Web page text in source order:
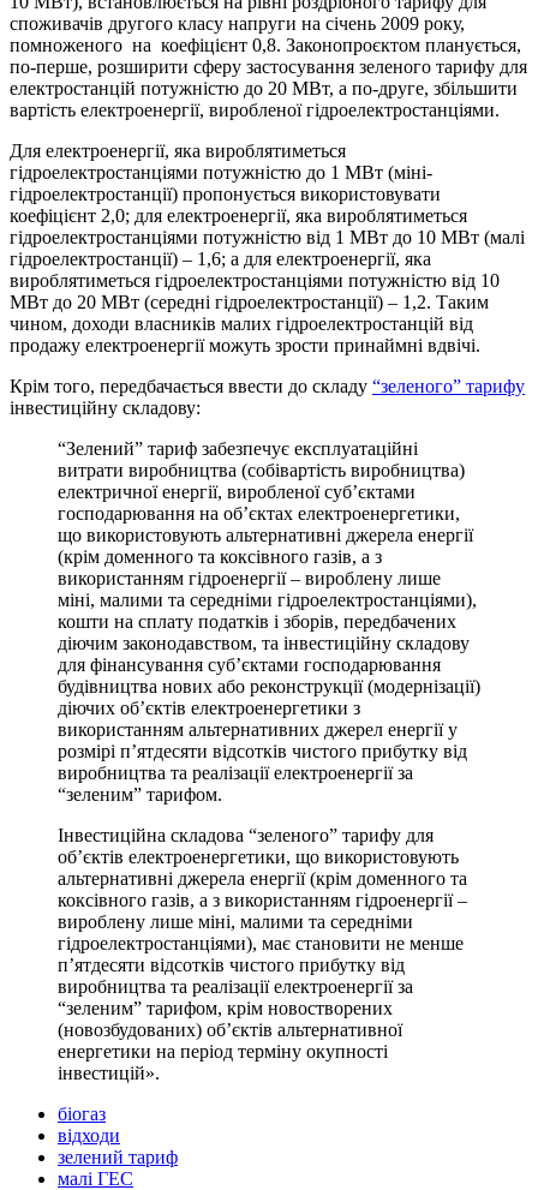
споживачів другого класу напруги на січень 2009 року,
помноженого на коефіцієнт 0,8. Законопроєктом планується,
по-перше, розширити сферу застосування зеленого тарифу для
електростанцій потужністю до 20 МВт, а по-друге, збільшити
вартість електроенергії, виробленої гідроелектростанціями.
Для електроенергії, яка вироблятиметься
гідроелектростанціями потужністю до 1 МВт (міні-
гідроелектростанції) пропонується використовувати
коефіцієнт 2,0; для електроенергії, яка вироблятиметься
гідроелектростанціями потужністю від 1 МВт до 10 МВт (малі
гідроелектростанції) – 1,6; а для електроенергії, яка
вироблятиметься гідроелектростанціями потужністю від 10
МВт до 20 МВт (середні гідроелектростанції) – 1,2. Таким
чином, доходи власників малих гідроелектростанцій від
продажу електроенергії можуть зрости принаймні вдвічі.
Крім того, передбачається ввести до складу “зеленого” тарифу
інвестиційну складову:
“Зелений” тариф забезпечує експлуатаційні
витрати виробництва (собівартість виробництва)
електричної енергії, виробленої суб’єктами
господарювання на об’єктах електроенергетики,
що використовують альтернативні джерела енергії
(крім доменного та коксівного газів, а з
використанням гідроенергії – вироблену лише
міні, малими та середніми гідроелектростанціями),
кошти на сплату податків і зборів, передбачених
діючим законодавством, та інвестиційну складову
для фінансування суб’єктами господарювання
будівництва нових або реконструкції (модернізації)
діючих об’єктів електроенергетики з
використанням альтернативних джерел енергії у
розмірі п’ятдесяти відсотків чистого прибутку від
виробництва та реалізації електроенергії за
“зеленим” тарифом.
Інвестиційна складова “зеленого” тарифу для
об’єктів електроенергетики, що використовують
альтернативні джерела енергії (крім доменного та
коксівного газів, а з використанням гідроенергії –
вироблену лише міні, малими та середніми
гідроелектростанціями), має становити не менше
п’ятдесяти відсотків чистого прибутку від
виробництва та реалізації електроенергії за
“зеленим” тарифом, крім новостворених
(новозбудованих) об’єктів альтернативної
енергетики на період терміну окупності
інвестицій».
біогаз
відходи
зелений тариф
малі ГЕС